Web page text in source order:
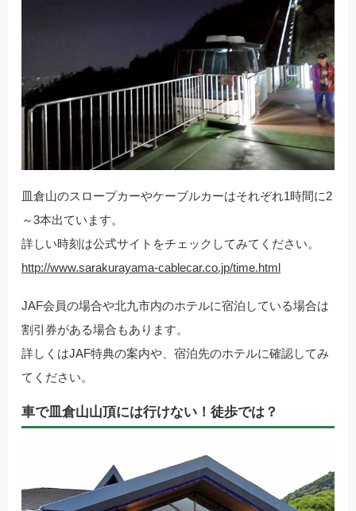
皿倉山のスロープカーやケーブルカーはそれぞれ1時間に2
～3本出ています。
詳しい時刻は公式サイトをチェックしてみてください。
http://www.sarakurayama-cablecar.co.jp/time.html
JAF会員の場合や北九市内のホテルに宿泊している場合は
割引券がある場合もあります。
詳しくはJAF特典の案内や、宿泊先のホテルに確認してみ
てください。
車で皿倉山山頂には行けない！徒歩では？